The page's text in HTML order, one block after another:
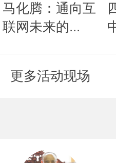
马化腾：通向互
联网未来的...
更多活动现场